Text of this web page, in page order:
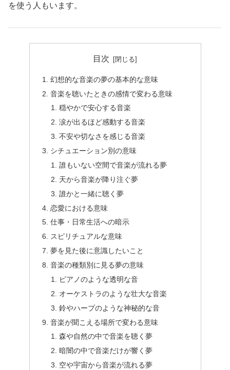
を使う人もいます。
目次
幻想的な音楽の夢の基本的な意味
音楽を聴いたときの感情で変わる意味
穏やかで安心する音楽
涙が出るほど感動する音楽
不安や切なさを感じる音楽
シチュエーション別の意味
誰もいない空間で音楽が流れる夢
天から音楽が降り注ぐ夢
誰かと一緒に聴く夢
恋愛における意味
仕事・日常生活への暗示
スピリチュアルな意味
夢を見た後に意識したいこと
音楽の種類別に見る夢の意味
ピアノのような透明な音
オーケストラのような壮大な音楽
鈴やハープのような神秘的な音
音楽が聞こえる場所で変わる意味
森や自然の中で音楽を聴く夢
暗闇の中で音楽だけが響く夢
空や宇宙から音楽が流れる夢